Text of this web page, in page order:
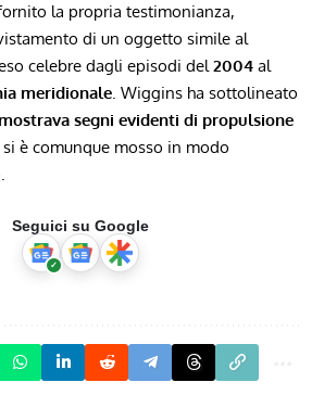
la propria testimonianza,
di un oggetto simile al
celebre dagli episodi del2004 al
meridionale. Wiggins ha sottolineato
segni evidenti di propulsione
si è comunque mosso in modo
Seguici su Google